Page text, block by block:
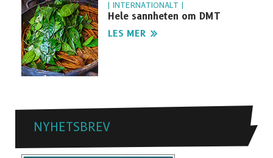
| INTERNATIONALT |
Hele sannheten om DMT
LES MER
NYHETSBREV